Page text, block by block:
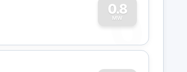
0.8
MW
0